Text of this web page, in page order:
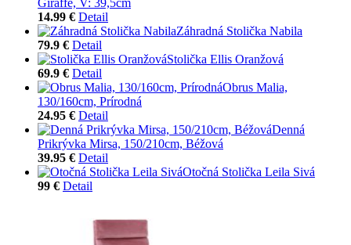
14.99 € Detail
Záhradná Stolička Nabila
79.9 € Detail
Stolička Ellis Oranžová
69.9 € Detail
Obrus Malia,
130/160cm, Prírodná
24.95 € Detail
Denná
Prikrývka Mirsa, 150/210cm, Béžová
39.95 € Detail
Otočná Stolička Leila Sivá
99 € Detail